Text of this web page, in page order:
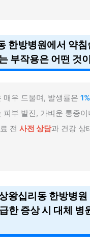
한방병원에서 약
부작용은 어떤 것
매우 드물며, 발생률은
피부 발진, 가벼운 통증이
료 전사전 상담과 건강 상
왕십리동 한방병
한 증상 시 대체 병